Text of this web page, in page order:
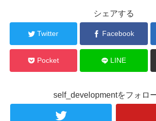
シェアする
Twitter Facebook
Pocket LINE
self_developmentをフォロ